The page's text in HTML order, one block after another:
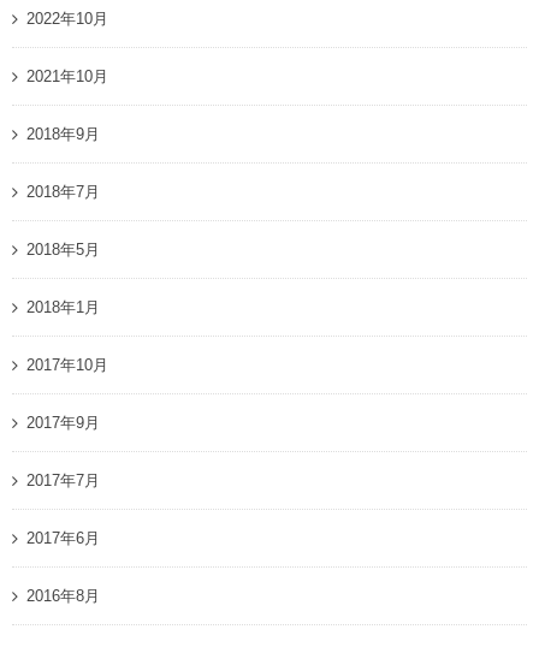
2022年10月
2021年10月
2018年9月
2018年7月
2018年5月
2018年1月
2017年10月
2017年9月
2017年7月
2017年6月
2016年8月